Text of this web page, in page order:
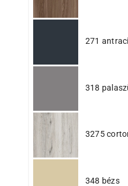
271
318
3275
348 bézs